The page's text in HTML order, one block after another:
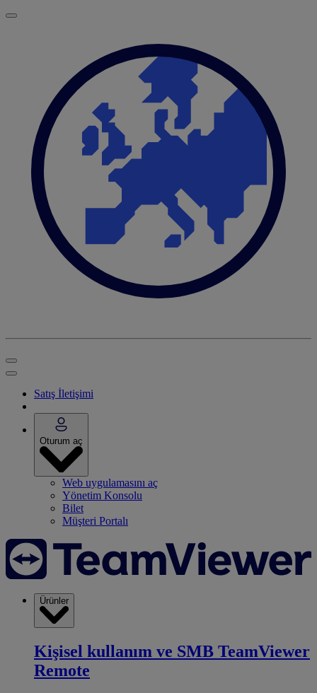
Satış İletişimi
Oturum aç
Web uygulamasını aç
Yönetim Konsolu
Bilet
Müşteri Portalı
Ürünler
Kişisel kullanım ve SMB TeamViewer
Remote